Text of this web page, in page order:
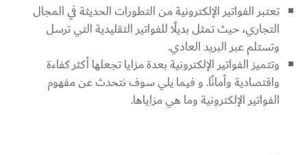
تعتبر الفواتير الإلكترونية من التطورات الحديثة في المجال
التجاري، حيث تمثل بديلًا للفواتير التقليدية التي ترسل
وتستلم عبر البريد العادي.
وتتميز الفواتير الإلكترونية بعدة مزايا تجعلها أكثر كفاءة
واقتصادية وأمانًا. و فيما يلي سوف نتحدث عن مفهوم
الفواتير الإلكترونية وما هي مزاياها.